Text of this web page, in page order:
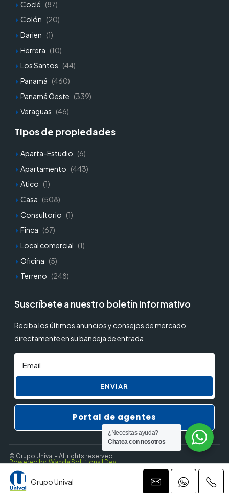
Grupo Unival
Coclé (87)
Colón (20)
Darien (1)
Herrera (10)
Los Santos (44)
Panamá (460)
Panamá Oeste (339)
Veraguas (46)
Tipos de propiedades
Aparta-Estudio (6)
Apartamento (443)
Atico (1)
Casa (508)
Consultorio (1)
Finca (67)
Local comercial (1)
Oficina (5)
Terreno (248)
Suscríbete a nuestro boletín informativo
Reciba los últimos anuncios y consejos de mercado
directamente en su bandeja de entrada.
ENVIAR
Portal de agentes
© Grupo Unival - All rights reserved
Powered by: Wanda Solutions | Dev.
Privacy PolicyTerms and Conditions
¿Necesitas ayuda?
Chatea con nosotros